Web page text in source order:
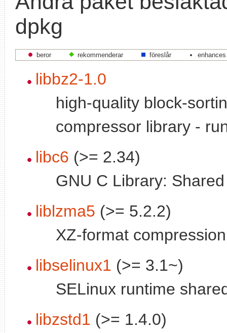
dpkg
beror rekommenderar föreslår enhances
libbz2-1.0
high-quality block-
compressor library -
libc6 (>= 2.34)
GNU C Library:
liblzma5 (>= 5.2.2)
XZ-format
libselinux1 (>= 3.1~)
SELinux runtime
libzstd1 (>= 1.4.0)